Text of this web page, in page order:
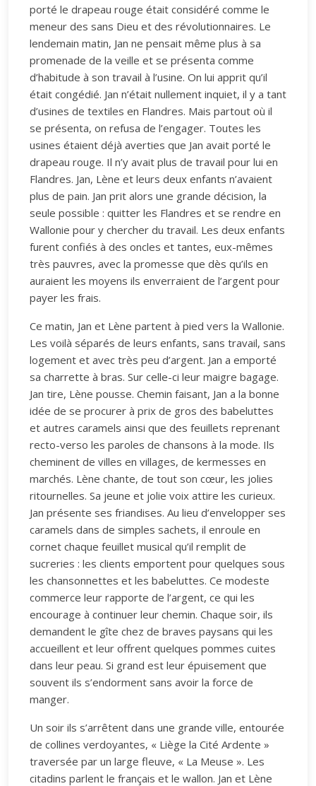
porté le drapeau rouge était considéré comme le
meneur des sans Dieu et des révolutionnaires. Le
lendemain matin, Jan ne pensait même plus à sa
promenade de la veille et se présenta comme
d’habitude à son travail à l’usine. On lui apprit qu’il
était congédié. Jan n’était nullement inquiet, il y a tant
d’usines de textiles en Flandres. Mais partout où il
se présenta, on refusa de l’engager. Toutes les
usines étaient déjà averties que Jan avait porté le
drapeau rouge. Il n’y avait plus de travail pour lui en
Flandres. Jan, Lène et leurs deux enfants n’avaient
plus de pain. Jan prit alors une grande décision, la
seule possible : quitter les Flandres et se rendre en
Wallonie pour y chercher du travail. Les deux enfants
furent confiés à des oncles et tantes, eux-mêmes
très pauvres, avec la promesse que dès qu’ils en
auraient les moyens ils enverraient de l’argent pour
payer les frais.
Ce matin, Jan et Lène partent à pied vers la Wallonie.
Les voilà séparés de leurs enfants, sans travail, sans
logement et avec très peu d’argent. Jan a emporté
sa charrette à bras. Sur celle-ci leur maigre bagage.
Jan tire, Lène pousse. Chemin faisant, Jan a la bonne
idée de se procurer à prix de gros des babeluttes
et autres caramels ainsi que des feuillets reprenant
recto-verso les paroles de chansons à la mode. Ils
cheminent de villes en villages, de kermesses en
marchés. Lène chante, de tout son cœur, les jolies
ritournelles. Sa jeune et jolie voix attire les curieux.
Jan présente ses friandises. Au lieu d’envelopper ses
caramels dans de simples sachets, il enroule en
cornet chaque feuillet musical qu’il remplit de
sucreries : les clients emportent pour quelques sous
les chansonnettes et les babeluttes. Ce modeste
commerce leur rapporte de l’argent, ce qui les
encourage à continuer leur chemin. Chaque soir, ils
demandent le gîte chez de braves paysans qui les
accueillent et leur offrent quelques pommes cuites
dans leur peau. Si grand est leur épuisement que
souvent ils s’endorment sans avoir la force de
manger.
Un soir ils s’arrêtent dans une grande ville, entourée
de collines verdoyantes, « Liège la Cité Ardente »
traversée par un large fleuve, « La Meuse ». Les
citadins parlent le français et le wallon. Jan et Lène